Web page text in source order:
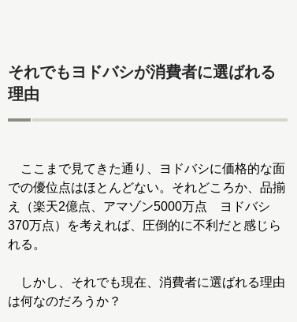
それでもヨドバシが消費者に選ばれる
理由
ここまで見てきた通り、ヨドバシに価格的な面
での優位点はほとんどない。それどころか、品揃
え（楽天2億点、アマゾン5000万点 ヨドバシ
370万点）を考えれば、圧倒的に不利だと感じら
れる。
しかし、それでも現在、消費者に選ばれる理由
は何なのだろうか？